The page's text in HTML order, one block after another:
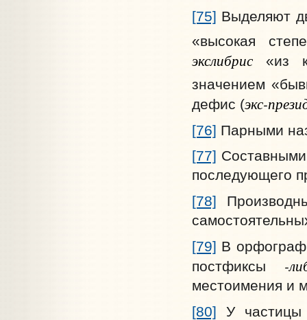
[75] Выделяют
«высокая
экслибрис«из
значением
дефис (экс-
[76] Парными
[77]
последующего
[78]
[79] В
постфиксы -
местоимения и
[80] У частицы